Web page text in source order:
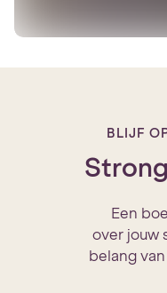
BLIJF
Een
over jouw
belang